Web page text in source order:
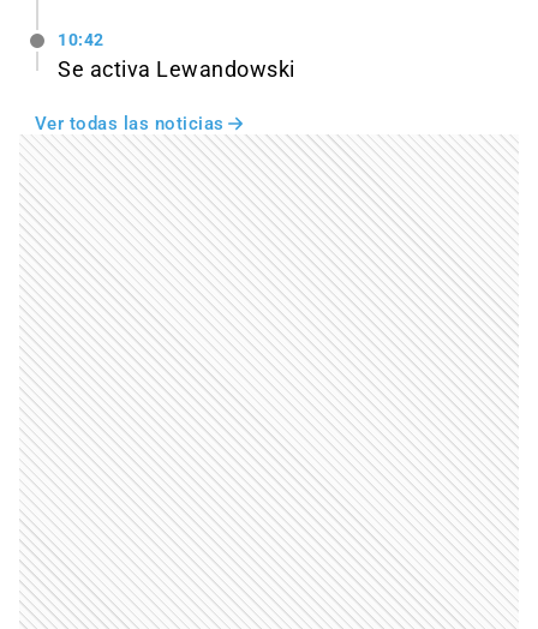
10:42
Se activa Lewandowski
Ver todas las noticias